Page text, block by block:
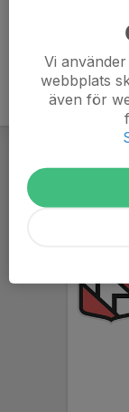
Vi
webbplats
även för